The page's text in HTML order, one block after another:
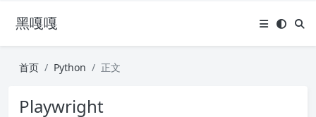
黑嘎嘎
首页 Python 正文
Playwright